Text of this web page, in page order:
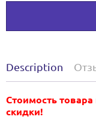
Description
Стоимость
скидки!